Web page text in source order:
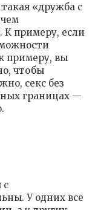
«дружба с
К примеру, если
примеру, вы
чтобы
секс без
границах —
с
У одних все